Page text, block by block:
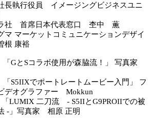
長執行役員 イメージングビジネスユニ
首席日本代表窓口 杢中 薫
ーケットコミュニケーションデザイ
康裕
GとSコラボ使用が森脇流！」 写真家
S5IIXでポートレートムービー入門」 フ
デオグラファー Mokkun
LUMIX 二刀流 - S5IIとG9PROIIでの被
-」写真家 相原 正明